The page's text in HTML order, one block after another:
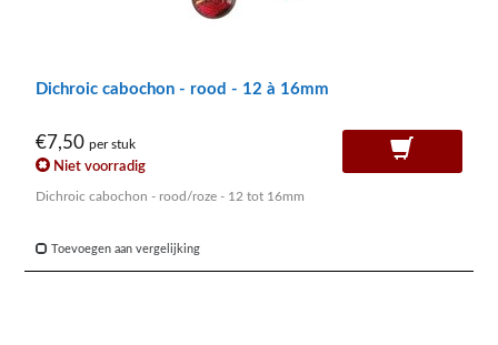
Dichroic cabochon - rood - 12 à 16mm
€7,50 per stuk
Niet voorradig
Dichroic cabochon - rood/roze - 12 tot 16mm
Toevoegen aan vergelijking